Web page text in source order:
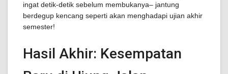
ingat detik-detik sebelum membukanya– jantung
berdegup kencang seperti akan menghadapi ujian akhir
semester!
Hasil Akhir: Kesempatan